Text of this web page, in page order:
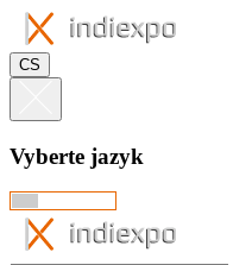
CS
Vyberte jazyk